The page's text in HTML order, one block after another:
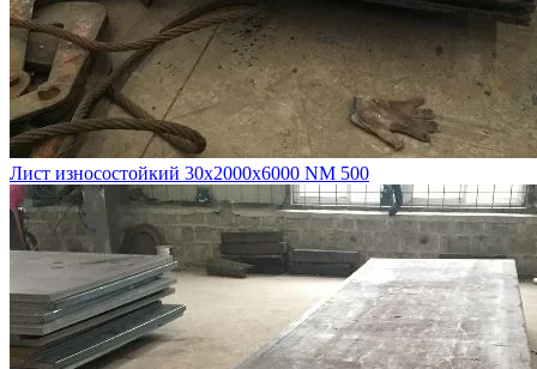
Лист износостойкий 30х2000х6000 NM 500